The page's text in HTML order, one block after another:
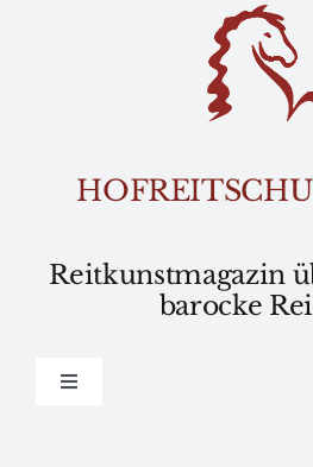
Reitkunstmagazin
barocke
Toggle